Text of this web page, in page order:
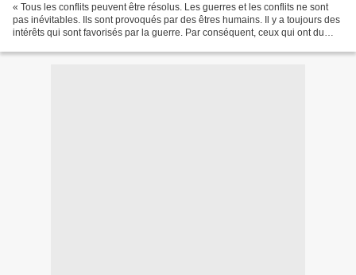
« Tous les conflits peuvent être résolus. Les guerres et les conflits ne sont
pas inévitables. Ils sont provoqués par des êtres humains. Il y a toujours des
intérêts qui sont favorisés par la guerre. Par conséquent, ceux qui ont du